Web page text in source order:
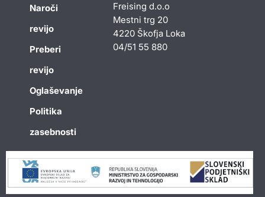
Naroči
revijo
Preberi
revijo
Oglaševanje
Politika
zasebnosti
Freising d.o.o
Mestni trg 20
4220 Škofja Loka
04/51 55 880